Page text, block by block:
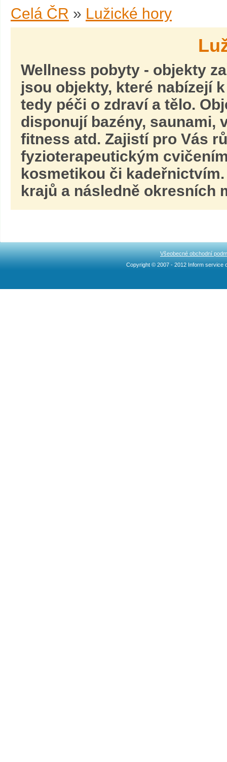
Celá ČR » Lužické hory
Wellness pobyty - objekty
jsou objekty, které nabízejí
tedy péči o zdraví a tělo.
disponují bazény,
fitness atd. Zajistí pro Vás
fyzioterapeutickým
kosmetikou či
krajů a následně okresních
Všeobecné obchodní
Copyright © 2007 - 2012 Inform service